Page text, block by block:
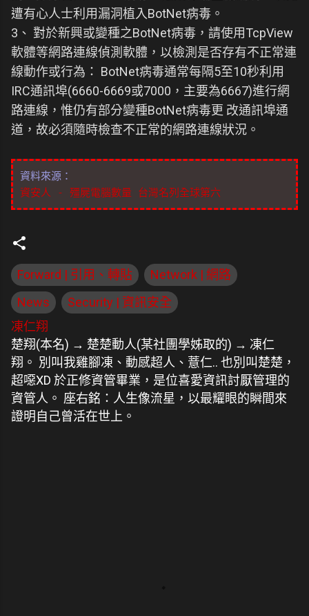
遭有心人士利用漏洞植入BotNet病毒。
3、 對於新興或變種之BotNet病毒，請使用TcpView
軟體等網路連線偵測軟體，以檢測是否存有不正常連
線動作或行為： BotNet病毒通常每隔5至10秒利用
IRC通訊埠(6660-6669或7000，主要為6667)進行網
路連線，惟仍有部分變種BotNet病毒更 改通訊埠通
道，故必須隨時檢查不正常的網路連線狀況。
資料來源：
資安人 - 殭屍電腦數量 台灣名列全球第六
Forward | 引用、轉貼
Network | 網路
News
Security | 資訊安全
凍仁翔
楚翔(本名) → 楚楚動人(某社團學姊取的) → 凍仁
翔。 別叫我雞腳凍、動感超人、薏仁.. 也別叫楚楚，
超噁XD 於正修資管畢業，是位喜愛資訊討厭管理的
資管人。 座右銘：人生像流星，以最耀眼的瞬間來
證明自己曾活在世上。